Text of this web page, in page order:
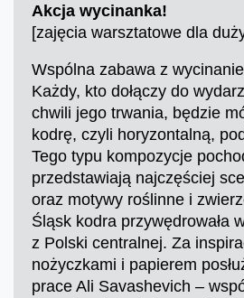
Akcja wycinanka!
[zajęcia warsztatowe dla
Wspólna zabawa z
Każdy, kto dołączy do
chwili jego trwania, będzie
kodrę, czyli horyzontalną,
Tego typu kompozycje
przedstawiają najczęściej
oraz motywy roślinne i
Śląsk kodra przywędrowała
z Polski centralnej. Za
nożyczkami i papierem
prace Ali Savashevich –